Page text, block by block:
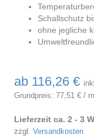
Schallschutz
ohne jegliche
ab 116,26 €
Grundpreis: 77,51 € / m
Lieferzeit ca. 2 - 3
zzgl. Versandkosten